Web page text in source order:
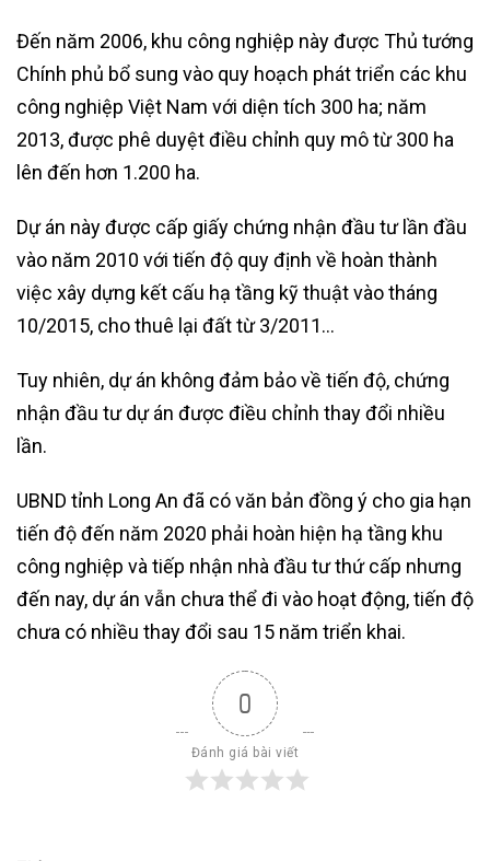
Đến năm 2006, khu công nghiệp này được Thủ tướng
Chính phủ bổ sung vào quy hoạch phát triển các khu
công nghiệp Việt Nam với diện tích 300 ha; năm
2013, được phê duyệt điều chỉnh quy mô từ 300 ha
lên đến hơn 1.200 ha.
Dự án này được cấp giấy chứng nhận đầu tư lần đầu
vào năm 2010 với tiến độ quy định về hoàn thành
việc xây dựng kết cấu hạ tầng kỹ thuật vào tháng
10/2015, cho thuê lại đất từ 3/2011…
Tuy nhiên, dự án không đảm bảo về tiến độ, chứng
nhận đầu tư dự án được điều chỉnh thay đổi nhiều
lần.
UBND tỉnh Long An đã có văn bản đồng ý cho gia hạn
tiến độ đến năm 2020 phải hoàn hiện hạ tầng khu
công nghiệp và tiếp nhận nhà đầu tư thứ cấp nhưng
đến nay, dự án vẫn chưa thể đi vào hoạt động, tiến độ
chưa có nhiều thay đổi sau 15 năm triển khai.
0
Đánh giá bài viết